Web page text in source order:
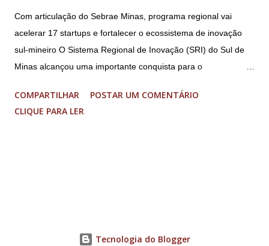
Com articulação do Sebrae Minas, programa regional vai
acelerar 17 startups e fortalecer o ecossistema de inovação
sul-mineiro O Sistema Regional de Inovação (SRI) do Sul de
Minas alcançou uma importante conquista para o
proposta “Acelera Vibra” foi contemplada na Chamada
FAPEMIG/Sede 03/2026 – Novo SEED, garantindo R$ 1,85
conexões com o ecossistema de inovação e aporte financeiro
COMPARTILHAR
POSTAR UM COMENTÁRIO
CLIQUE PARA LER
Tecnologia do Blogger